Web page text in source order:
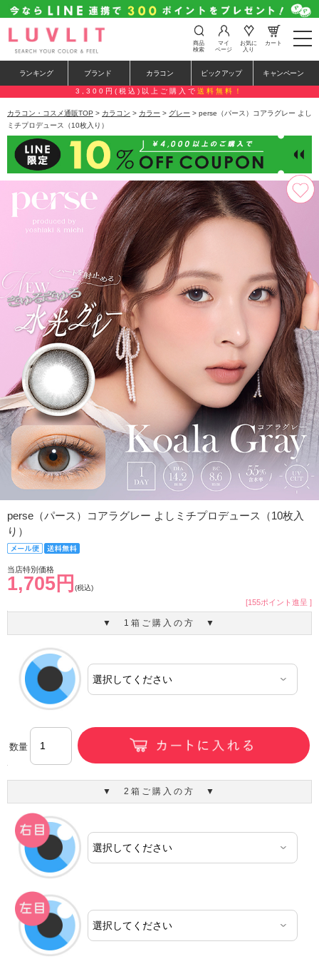
t
o
e
n
a
a
i
o
n
商品
検索
マイ
ページ
お気に
入り
カート
ランキング ブランド カラコン ピックアップ キャンペーン
3,300円(税込)以上ご購入で 送料無料！
カラコン・コスメ通販TOP > カラコン > カラー > グレー > perse（パース）コアラグレー よし
ミチプロデュース（10枚入り）
perse（パース）コアラグレー よしミチプロデュース（10枚入
り）
当店特別価格
1,705円 (税込)
[155ポイント進呈 ]
▼ 1箱ご購入の方 ▼
数量
▼ 2箱ご購入の方 ▼